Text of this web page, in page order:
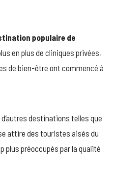
populaire de
en plus de cliniques privées,
de bien-être ont commencé à
destinations telles que
attire des touristes aisés du
plus préoccupés par la qualité